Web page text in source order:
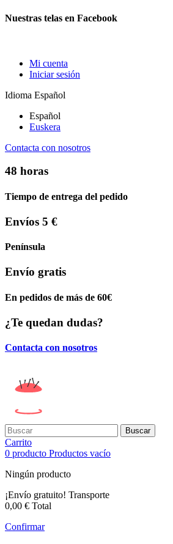
Nuestras telas en Facebook
Mi cuenta
Iniciar sesión
Idioma Español
Español
Euskera
Contacta con nosotros
48 horas
Tiempo de entrega del pedido
Envíos 5 €
Península
Envío gratis
En pedidos de más de 60€
¿Te quedan dudas?
Contacta con nosotros
Buscar
Carrito
0 producto Productos vacío
Ningún producto
¡Envío gratuito! Transporte
0,00 € Total
Confirmar